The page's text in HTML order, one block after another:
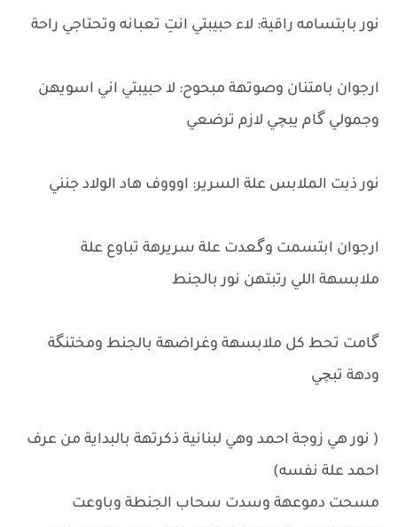
نور بابتسامه راقية: لاء حبيبتي انتِ تعبانه وتحتاجي راحة
ارجوان بامتنان وصوتهة مبحوح: لا حبيبتي اني اسويهن
وجمولي گام يبچي لازم ترضعي
نور ذبت الملابس علة السرير: اوووف هاد الولاد جنني
ارجوان ابتسمت وگعدت علة سريرهة تباوع علة
ملابسهة اللي رتبتهن نور بالجنط
گامت تحط كل ملابسهة وغراضهة بالجنط ومختنگة
ودهة تبچي
( نور هي زوجة احمد وهي لبنانية ذكرتهة بالبداية من عرف
احمد علة نفسه)
مسحت دموعهة وسدت سحاب الجنطة وباوعت